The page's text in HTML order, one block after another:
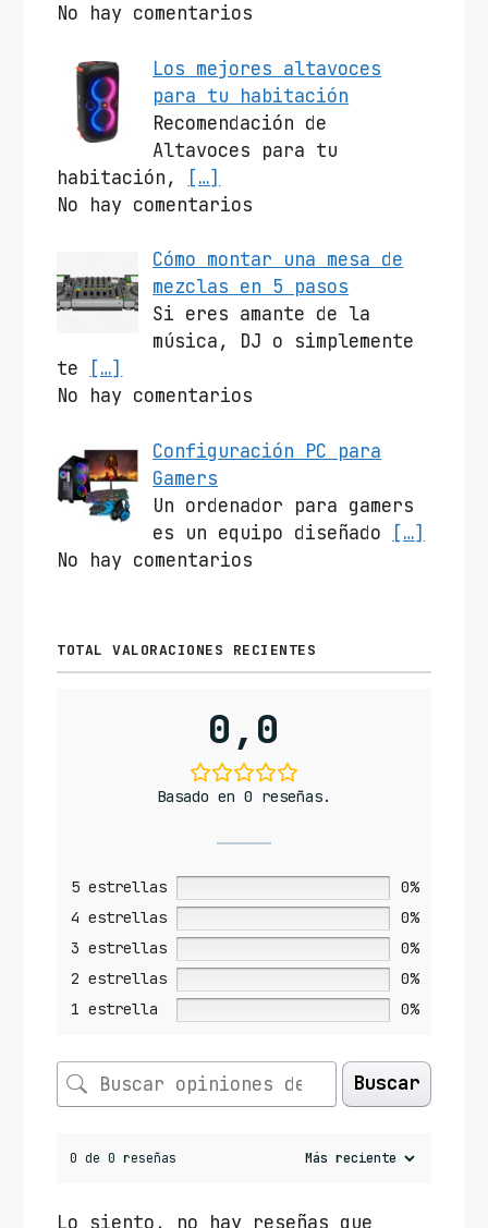
No hay comentarios
Los mejores altavoces
para tu habitación
Recomendación de
Altavoces para tu
habitación,
[…]
No hay comentarios
Cómo montar una mesa de
mezclas en 5 pasos
Si eres amante de la
música, DJ o simplemente
te
[…]
No hay comentarios
Configuración PC para
Gamers
Un ordenador para gamers
es un equipo diseñado
[…]
No hay comentarios
TOTAL VALORACIONES RECIENTES
0,0
Basado en 0 reseñas.
5 estrellas
0%
4 estrellas
0%
3 estrellas
0%
2 estrellas
0%
1 estrella
0%
Buscar
0 de 0 reseñas
Lo siento, no hay reseñas que